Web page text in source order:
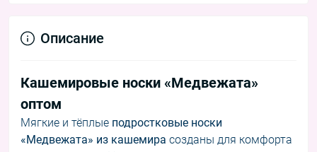
Описание
Кашемировые носки «Медвежата»
оптом
Мягкие и тёплые подростковые носки
«Медвежата» из кашемира созданы для комфорта